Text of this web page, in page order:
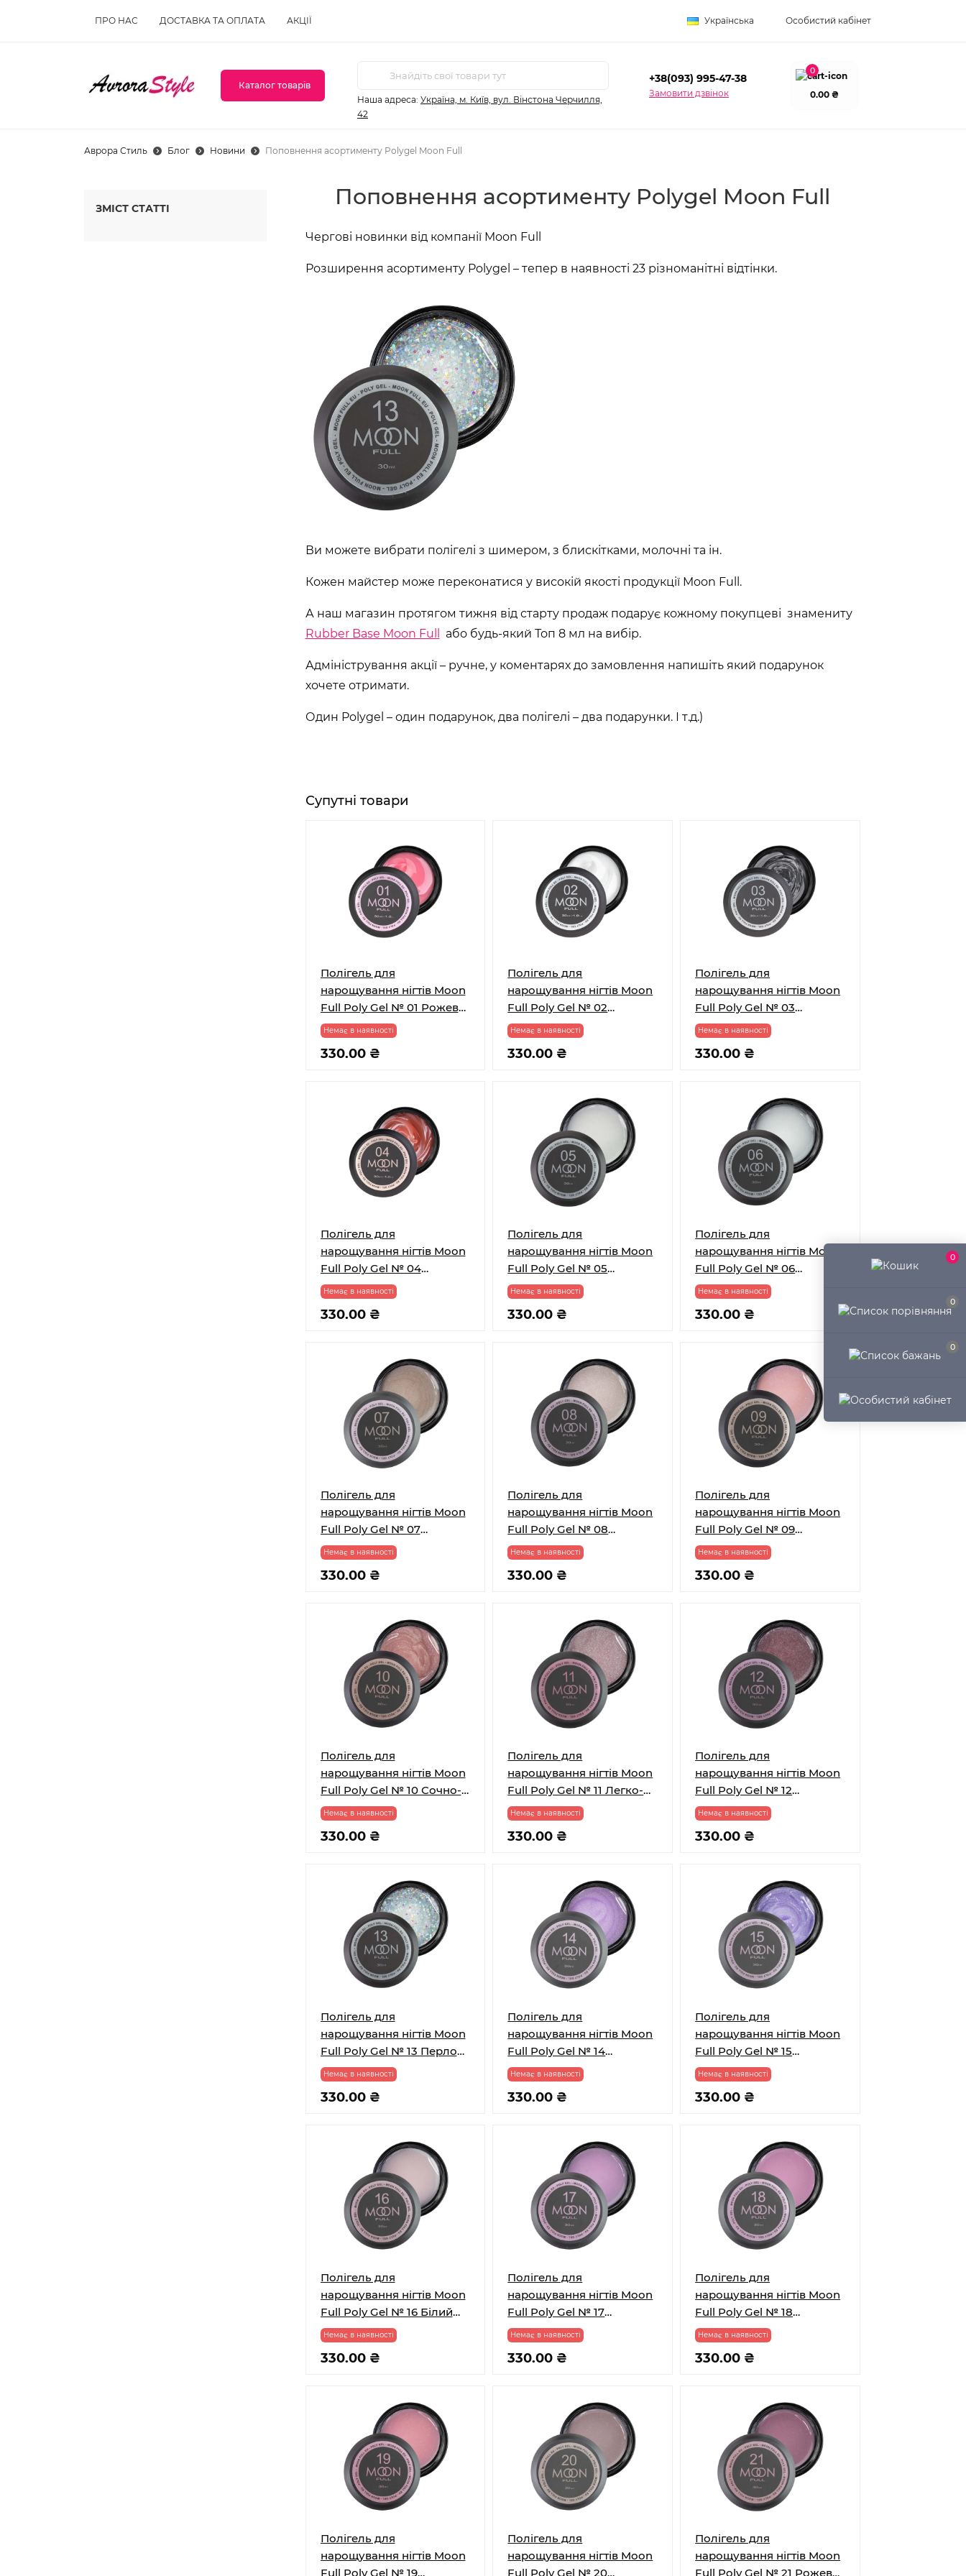
0
0
0
ПРО НАС ДОСТАВКА ТА ОПЛАТА АКЦІЇ Українська Особистий кабінет
Каталог товарів
Наша адреса: Україна, м. Київ, вул. Вінстона Черчилля,
42
+38(093) 995-47-38
Замовити дзвінок
0
0.00 ₴
Аврора Стиль Блог Новини Поповнення асортименту Polygel Moon Full
ЗМІСТ СТАТТІ Поповнення асортименту Polygel Moon Full
Чергові новинки від компанії Moon Full
Розширення асортименту Polygel – тепер в наявності 23 різноманітні відтінки.
Ви можете вибрати полігелі з шимером, з блискітками, молочні та ін.
Кожен майстер може переконатися у високій якості продукції Moon Full.
А наш магазин протягом тижня від старту продаж подарує кожному покупцеві знамениту
Rubber Base Moon Full
або будь-який Топ 8 мл на вибір.
Адміністрування акції – ручне, у коментарях до замовлення напишіть який подарунок
хочете отримати.
Один Polygel – один подарунок, два полігелі – два подарунки. І т.д.)
Супутні товари
Полігель для
нарощування нігтів Moon
Full Poly Gel № 01 Рожева
Орхідея 30 мл
Немає в наявності
330.00 ₴
Полігель для
нарощування нігтів Moon
Full Poly Gel № 02
Молочно-білий 30 мл
Немає в наявності
330.00 ₴
Полігель для
нарощування нігтів Moon
Full Poly Gel № 03
Прозорий 30 мл
Немає в наявності
330.00 ₴
Полігель для
нарощування нігтів Moon
Full Poly Gel № 04
Немає в наявності
330.00 ₴
Полігель для
нарощування нігтів Moon
Full Poly Gel № 05
Перлинно-молочний 30
мл
Немає в наявності
330.00 ₴
Полігель для
нарощування нігтів Moon
Full Poly Gel № 06
Молочний з шимером 30
мл
Немає в наявності
330.00 ₴
Полігель для
нарощування нігтів Moon
Full Poly Gel № 07
Молочно-бронзовий з
шимером 30 мл
Немає в наявності
330.00 ₴
Полігель для
нарощування нігтів Moon
Full Poly Gel № 08
Нюдовий з шимером 30
мл
Немає в наявності
330.00 ₴
Полігель для
нарощування нігтів Moon
Full Poly Gel № 09
Натурально-рожевий з
шимером 30 мл
Немає в наявності
330.00 ₴
Полігель для
нарощування нігтів Moon
Full Poly Gel № 10 Сочно-
рожевий з шимером 30
мл
Немає в наявності
330.00 ₴
Полігель для
нарощування нігтів Moon
Full Poly Gel № 11 Легко-
рожевий з шимером 30
мл
Немає в наявності
330.00 ₴
Полігель для
нарощування нігтів Moon
Full Poly Gel № 12
Металево-рожевий з
шимером 30 мл
Немає в наявності
330.00 ₴
Полігель для
нарощування нігтів Moon
Full Poly Gel № 13 Перлове
конфеті з поталлю 30 мл
Немає в наявності
330.00 ₴
Полігель для
нарощування нігтів Moon
Full Poly Gel № 14
Молочний з бузковим
шимером 30 мл
Немає в наявності
330.00 ₴
Полігель для
нарощування нігтів Moon
Full Poly Gel № 15
Перловий Діамант з
шимером 30 мл
Немає в наявності
330.00 ₴
Полігель для
нарощування нігтів Moon
Full Poly Gel № 16 Білий
Шоколад з шимером 30
мл
Немає в наявності
330.00 ₴
Полігель для
нарощування нігтів Moon
Full Poly Gel № 17
Перлово-білий з
шимером 30 мл
Немає в наявності
330.00 ₴
Полігель для
нарощування нігтів Moon
Full Poly Gel № 18
Рожевий Зефір 30 мл
Немає в наявності
330.00 ₴
Полігель для
нарощування нігтів Moon
Full Poly Gel № 19
Полігель для
нарощування нігтів Moon
Full Poly Gel № 20
Полігель для
нарощування нігтів Moon
Full Poly Gel № 21 Рожева